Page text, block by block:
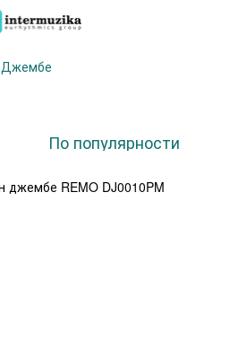
Джембе
По популярности